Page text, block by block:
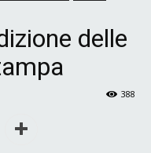
delle
388